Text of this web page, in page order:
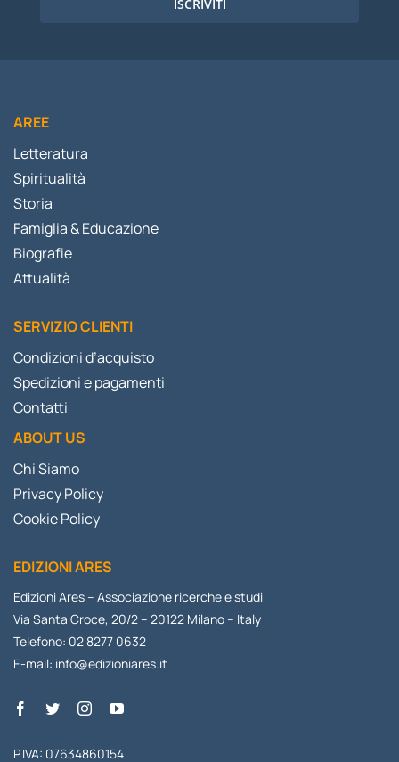
ISCRIVITI
AREE
Letteratura
Spiritualità
Storia
Famiglia & Educazione
Biografie
Attualità
SERVIZIO CLIENTI
Condizioni d’acquisto
Spedizioni e pagamenti
Contatti
ABOUT US
Chi Siamo
Privacy Policy
Cookie Policy
EDIZIONI ARES
Edizioni Ares – Associazione ricerche e studi
Via Santa Croce, 20/2 – 20122 Milano – Italy
Telefono: 02 8277 0632
E-mail: info@edizioniares.it
P.IVA: 07634860154